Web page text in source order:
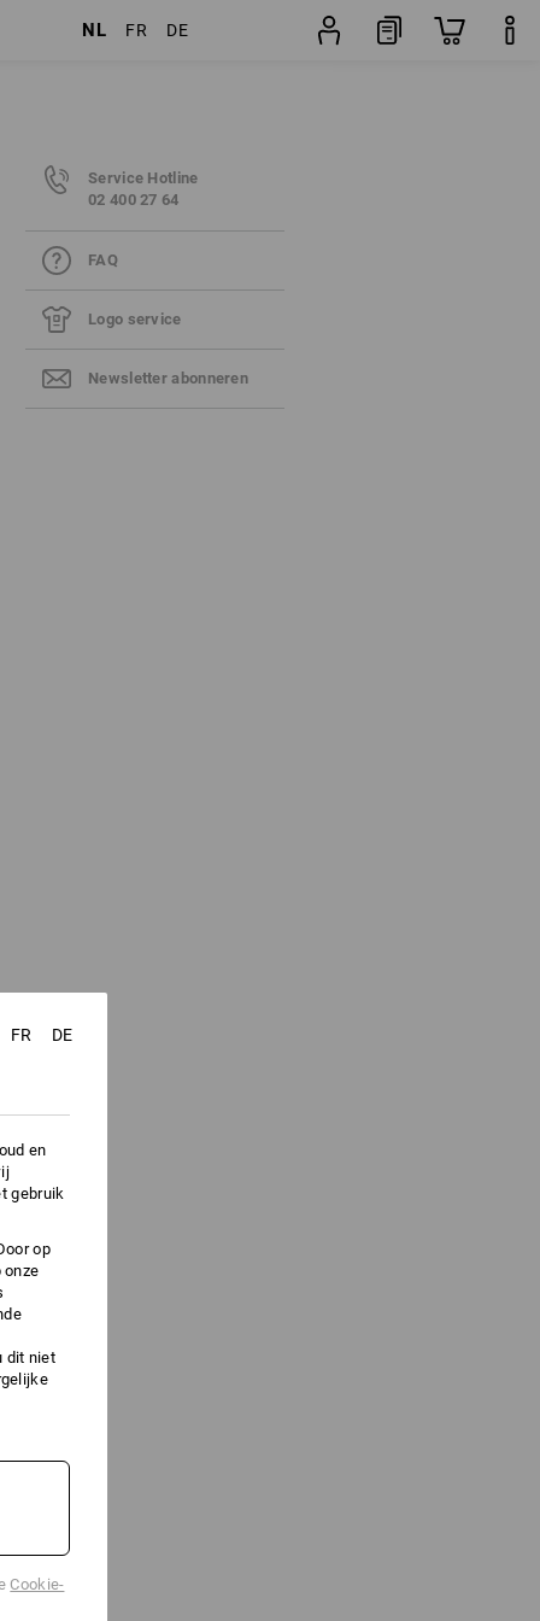
NL FR DE
Service Hotline
02 400 27 64
FAQ
Logo service
Newsletter abonneren
FR DE
en
gebruik
op
onze
dit niet
Cookie-